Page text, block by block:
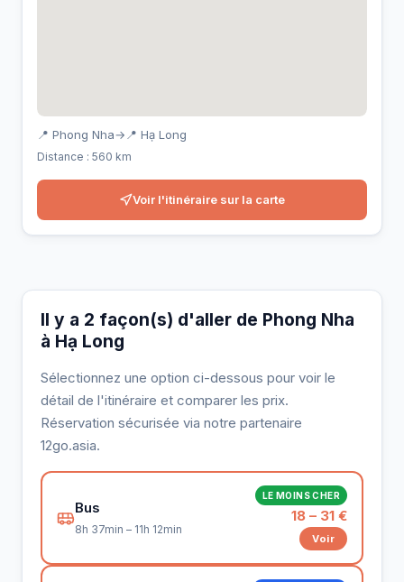
📍 Phong Nha→ 📍 Hạ Long
Distance : 560 km
Voir l'itinéraire sur la carte
Il y a 2 façon(s) d'aller de Phong Nha
à Hạ Long
Sélectionnez une option ci-dessous pour voir le
détail de l'itinéraire et comparer les prix.
Réservation sécurisée via notre partenaire
12go.asia.
Bus
8h 37min – 11h 12min
LE MOINS CHER
18 – 31 €
Voir